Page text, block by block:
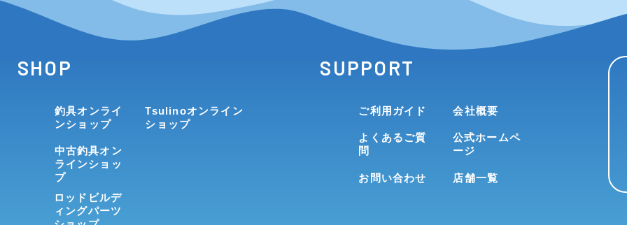
SHOP
釣具オンライ
ンショップ
中古釣具オン
ラインショッ
プ
ロッドビルデ
ィングパーツ
Tsulinoオンライン
ショップ
SUPPORT
ご利用ガイド
よくあるご質
問
お問い合わせ
会社概要
公式ホームペ
ージ
店舗一覧